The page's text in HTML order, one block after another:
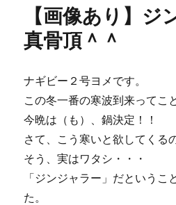
ー
ク
リ
夜
レ
♪
に
【画像あり】ジ
真骨頂＾＾
ナギビー２号ヨメです。
この冬一番の寒波到来ってこ
今晩は（も）、鍋決定！！
さて、こう寒いと欲してくる
そう、実はワタシ・・・
「ジンジャラー」だというこ
た。